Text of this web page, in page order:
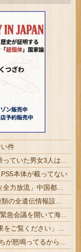
件
本体が載ってない